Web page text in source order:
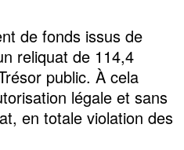
de fonds issus de
reliquat de 114,4
public. À cela
légale et sans
en totale violation des